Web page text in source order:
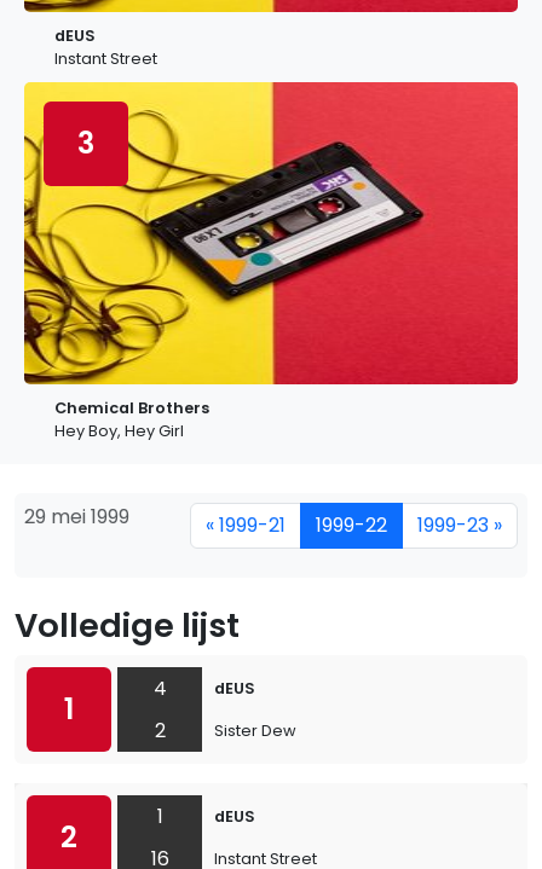
dEUS
Instant Street
3
Chemical Brothers
Hey Boy, Hey Girl
29 mei 1999 « 1999-21 1999-22 1999-23 »
Volledige lijst
1
4
2
dEUS
Sister Dew
2
1
16
dEUS
Instant Street